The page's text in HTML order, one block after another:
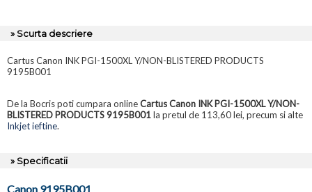
» Scurta descriere
Cartus Canon INK PGI-1500XL Y/NON-BLISTERED PRODUCTS
9195B001
De la Bocris poti cumpara onlineCartus Canon INK PGI-1500XL Y/NON-
BLISTERED PRODUCTS 9195B001la pretul de 113,60 lei, precum si alte
Inkjet ieftine.
» Specificatii
Canon 9195B001